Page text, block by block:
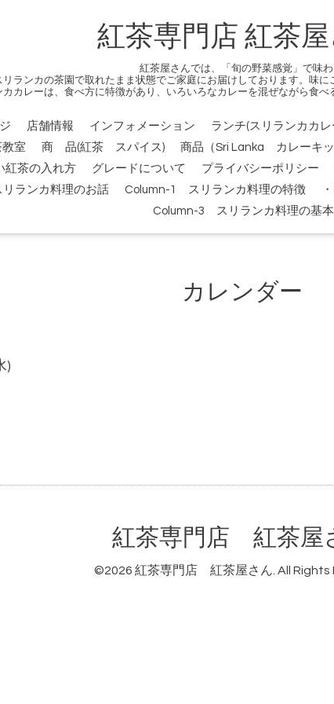
紅茶専門店 紅茶
紅茶屋さんでは、「旬の野菜感覚」で味わ
ランカの茶園で取れたまま状態でご家庭にお届けしております。味に
カカレーは、食べ方に特徴があり、いろいろなカレーを混ぜながら食べ
店舗情報 インフォメーション ランチ(スリランカカレ
室
商 品(紅茶 スパイス) 商品（Sri Lanka カレーキッ
紅茶の入れ方
グレードについて プライバシーポリシー
ランカ料理のお話
Column-1 スリランカ料理の特徴
Column-3 スリランカ料理の基本
カレンダー
)
紅茶専門店 紅茶屋
©2026 紅茶専門店 紅茶屋さん. All